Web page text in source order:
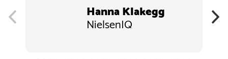
Hanna Klakegg
NielsenIQ